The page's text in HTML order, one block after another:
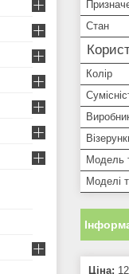
Стан
Колір
Модель
Моделі
Ціна: